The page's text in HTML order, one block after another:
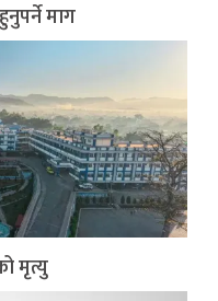
माग
मृत्यु